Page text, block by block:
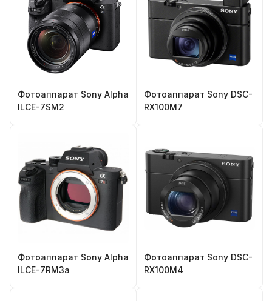
Фотоаппарат Sony Alpha
ILCE-7SM2
Фотоаппарат Sony DSC-
RX100M7
Фотоаппарат Sony Alpha
ILCE-7RM3a
Фотоаппарат Sony DSC-
RX100M4